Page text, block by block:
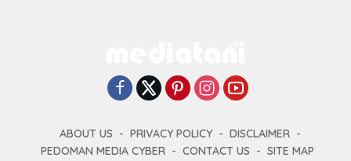
ABOUT US PRIVACY POLICY
DISCLAIMER
PEDOMAN MEDIA CYBER
CONTACT US SITE MAP